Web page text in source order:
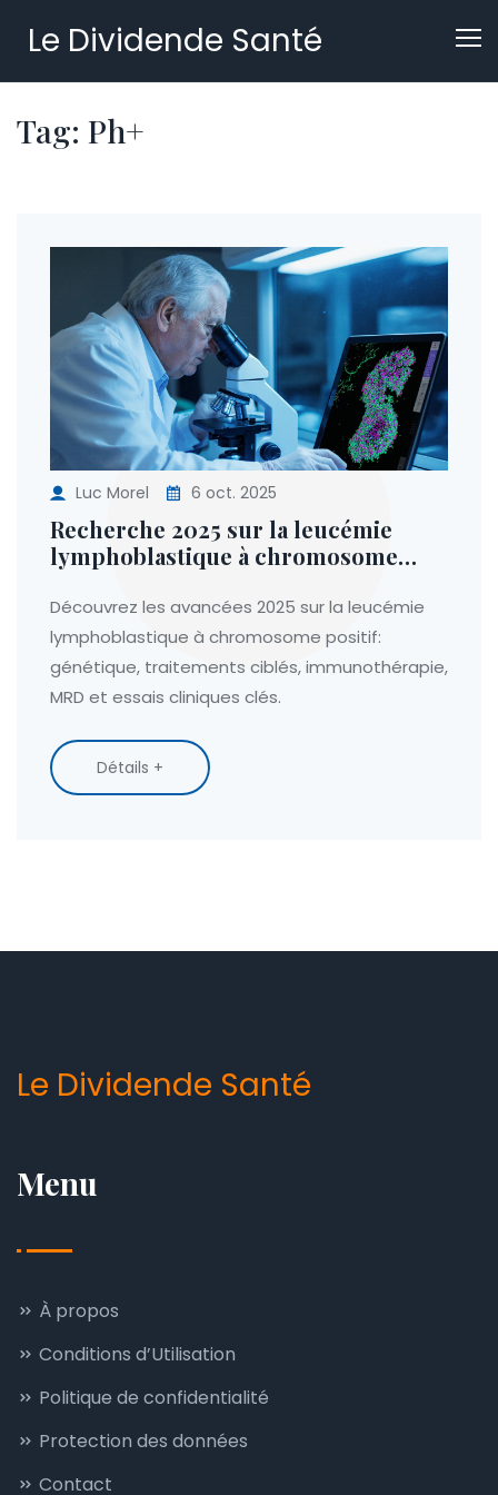
Le Dividende Santé
Tag: Ph+
Luc Morel 6 oct. 2025
Recherche 2025 sur la leucémie
lymphoblastique à chromosome
Découvrez les avancées 2025 sur la leucémie
lymphoblastique à chromosome positif:
génétique, traitements ciblés, immunothérapie,
MRD et essais cliniques clés.
Détails +
Le Dividende Santé
Menu
À propos
Conditions d’Utilisation
Politique de confidentialité
Protection des données
Contact